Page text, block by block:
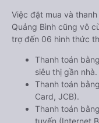
Việc đặt mua và
Quảng Bình cũng vô
trợ đến 06 hình thức
Thanh toán
siêu thị gần nhà.
Thanh toán
Card, JCB).
Thanh toán